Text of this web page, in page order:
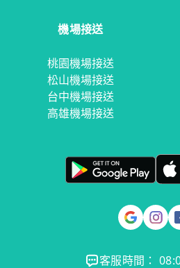
機場接送
桃園機場接送
松山機場接送
台中機場接送
高雄機場接送
客服時間：